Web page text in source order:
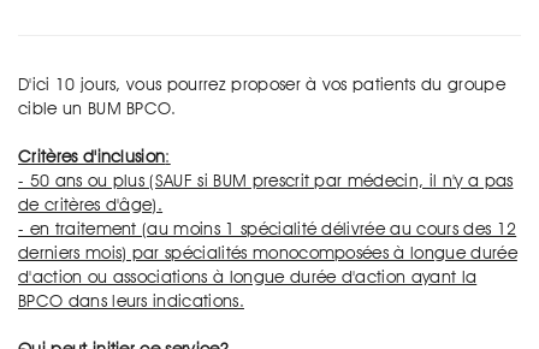
D'ici 10 jours, vous pourrez proposer à vos patients du groupe
cible un BUM BPCO.
Critères d'inclusion:
- 50 ans ou plus (SAUF si BUM prescrit par médecin, il n'y a pas
de critères d'âge).
- en traitement (au moins 1 spécialité délivrée au cours des 12
derniers mois) par spécialités monocomposées à longue durée
d'action ou associations à longue durée d'action ayant la
BPCO dans leurs indications.